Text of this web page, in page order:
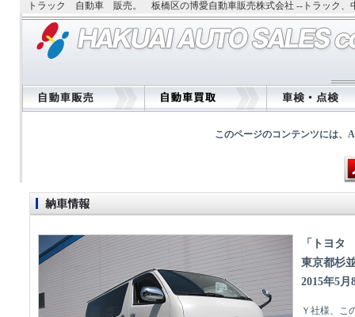
トラック 自動車 販売。 板橋区の博愛自動車販売株式会社 --トラック、
このページのコンテンツには、
「トヨ
東京都杉
2015年5月
Ｙ社様、こ